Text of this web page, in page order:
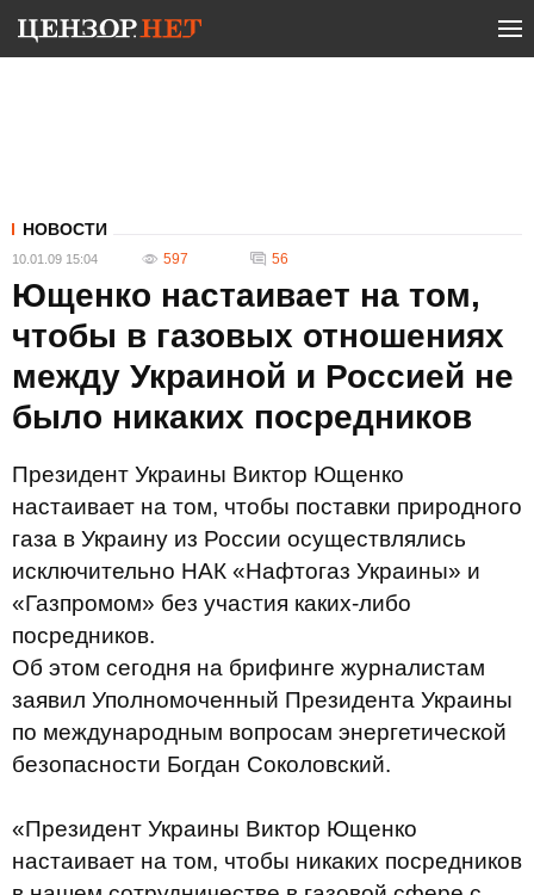
НОВОСТИ
10.01.09 15:04 597 56
Ющенко настаивает на том,
чтобы в газовых отношениях
между Украиной и Россией не
было никаких посредников
Президент Украины Виктор Ющенко
настаивает на том, чтобы поставки природного
газа в Украину из России осуществлялись
исключительно НАК «Нафтогаз Украины» и
«Газпромом» без участия каких-либо
посредников.
Об этом сегодня на брифинге журналистам
заявил Уполномоченный Президента Украины
по международным вопросам энергетической
безопасности Богдан Соколовский.
«Президент Украины Виктор Ющенко
настаивает на том, чтобы никаких посредников